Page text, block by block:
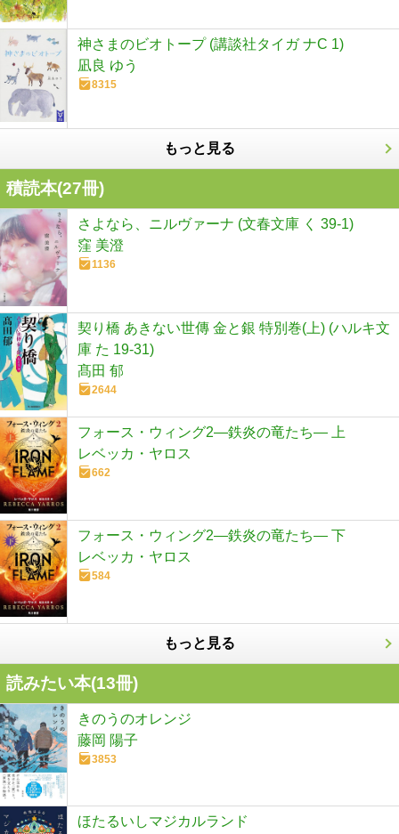
神さまのビオトープ (講談社タイガ ナC 1)
凪良 ゆう
8315
もっと見る
積読本(27冊)
さよなら、ニルヴァーナ (文春文庫 く 39-1)
窪 美澄
1136
契り橋 あきない世傳 金と銀 特別巻(上) (ハルキ文
庫 た 19-31)
髙田 郁
2644
フォース・ウィング2―鉄炎の竜たち― 上
レベッカ・ヤロス
662
フォース・ウィング2―鉄炎の竜たち― 下
レベッカ・ヤロス
584
もっと見る
読みたい本(13冊)
きのうのオレンジ
藤岡 陽子
3853
ほたるいしマジカルランド